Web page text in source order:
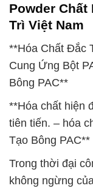
Powder Chất
Trì Việt Nam
**Hóa Chất Đắc
Cung Ứng Bột
Bông PAC**
**Hóa chất hiện
tiên tiến. – hóa
Tạo Bông PAC**
Trong thời đại
không ngừng